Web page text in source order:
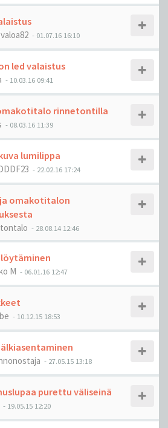
- 01.07.16 16:10
led valaistus
- 10.03.16 09:41
rinnetontilla
- 08.03.16 11:39
lumilippa
- 22.02.16 17:24
omakotitalon
- 28.08.14 12:46
M - 06.01.16 12:47
- 10.12.15 18:53
- 27.05.15 13:18
purettu väliseinä
- 19.05.15 12:20